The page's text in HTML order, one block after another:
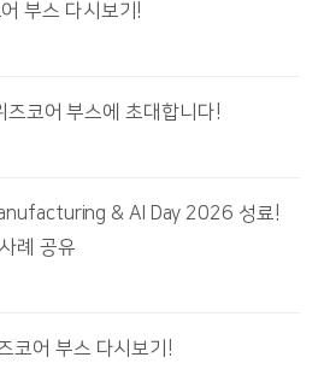
부스 다시보기!
코어 부스에 초대합니다!
& AI Day 2026 성료!
례 공유
코어 부스 다시보기!